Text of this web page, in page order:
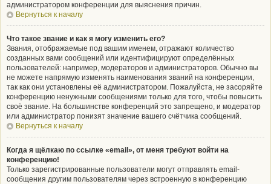
администратором конференции для выяснения причин.
Вернуться к началу
Что такое звание и как я могу изменить его?
Звания, отображаемые под вашим именем, отражают количество
созданных вами сообщений или идентифицируют определённых
пользователей: например, модераторов и администраторов. Обычно вы
не можете напрямую изменять наименования званий на конференции,
так как они установлены её администратором. Пожалуйста, не засоряйте
конференцию ненужными сообщениями только для того, чтобы повысить
своё звание. На большинстве конференций это запрещено, и модератор
или администратор понизят значение вашего счётчика сообщений.
Вернуться к началу
Когда я щёлкаю по ссылке «email», от меня требуют войти на
конференцию!
Только зарегистрированные пользователи могут отправлять email-
сообщения другим пользователям через встроенную в конференцию